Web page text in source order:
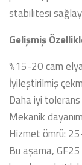
stabilitesi
Gelişmiş
%15-20 cam
İyileştirilmiş
Daha iyi
Mekanik
Hizmet ömrü:
Bu aşama,